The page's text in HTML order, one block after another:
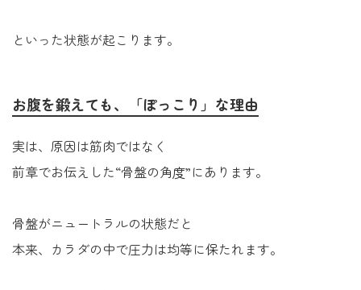
といった状態が起こります。
お腹を鍛えても、「ぽっこり」な理由
実は、原因は筋肉ではなく
前章でお伝えした“骨盤の角度”にあります。
骨盤がニュートラルの状態だと
本来、カラダの中で圧力は均等に保たれます。